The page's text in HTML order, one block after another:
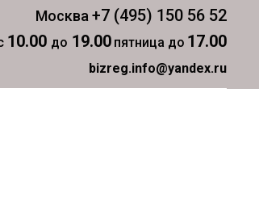
Москва +7 (495) 150 56 52
10.00 до 19.00 пятница до 17.00
bizreg.info@yandex.ru